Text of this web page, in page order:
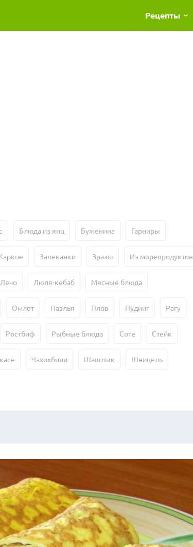
Рецепты
Блюда из яиц Буженина Гарниры
Запеканки Зразы Из морепродуктов
Лечо Люля-кебаб Мясные блюда
Омлет Паэлья Плов Пудинг Рагу
Ростбиф Рыбные блюда Соте Стейк
Чахохбили Шашлык Шницель